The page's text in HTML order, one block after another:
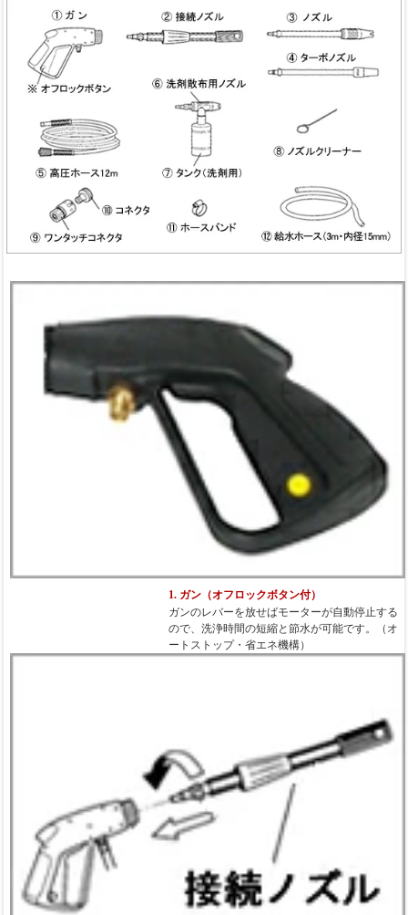
1. ガン（オフロックボタン付）
ガンのレバーを放せばモーターが自動停止する
ので、洗浄時間の短縮と節水が可能です。（オ
ートストップ・省エネ機構）